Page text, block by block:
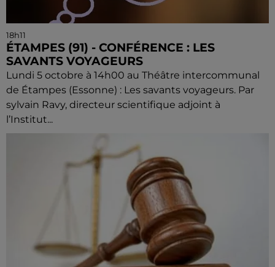
18h11
ÉTAMPES (91) - CONFÉRENCE : LES
SAVANTS VOYAGEURS
Lundi 5 octobre à 14h00 au Théâtre intercommunal
de Étampes (Essonne) : Les savants voyageurs. Par
sylvain Ravy, directeur scientifique adjoint à
l’Institut...